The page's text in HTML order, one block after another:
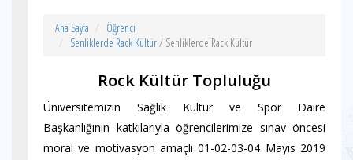
Ana Sayfa
Öğrenci
Senliklerde Rack Kültür/ Senliklerde Rack Kültür
Rock Kültür Topluluğu
Üniversitemizin Sağlık Kültür ve Spor Daire
Başkanlığının katkılarıyla öğrencilerimize sınav öncesi
moral ve motivasyon amaçlı 01-02-03-04 Mayıs 2019